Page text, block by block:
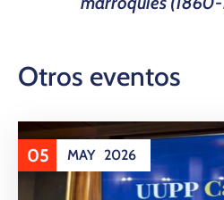
Otros eventos
05 MAY 2026